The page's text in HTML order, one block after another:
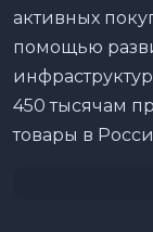
активных
помощью
450 тысячам
товары в